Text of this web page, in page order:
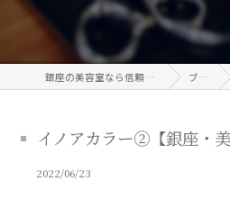
銀座の美容室なら信頼のWISTERIA ブログ
イノアカラー②【銀座・
2022/06/23